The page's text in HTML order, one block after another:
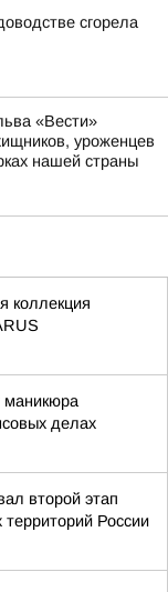
сгорела
«Вести»
уроженцев
нашей страны
коллекция
маникюра
делах
второй этап
России